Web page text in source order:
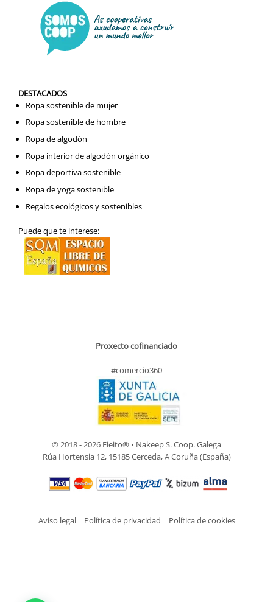
DESTACADOS
Ropa sostenible de mujer
Ropa sostenible de hombre
Ropa de algodón
Ropa interior de algodón orgánico
Ropa deportiva sostenible
Ropa de yoga sostenible
Regalos ecológicos y sostenibles
Puede que te interese:
Proxecto cofinanciado
#comercio360
© 2018 - 2026 Fieito® • Nakeep S. Coop. Galega
Rúa Hortensia 12, 15185 Cerceda, A Coruña (España)
Aviso legal| Política de privacidad | Política de cookies